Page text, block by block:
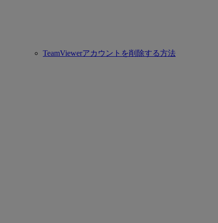
TeamViewerアカウントを削除する方法